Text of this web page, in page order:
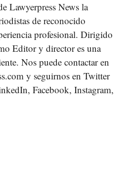
Lawyerpress News la
de reconocido
profesional. Dirigido
Editor y director es una
Nos puede contactar en
y seguirnos en Twitter
Facebook, Instagram,